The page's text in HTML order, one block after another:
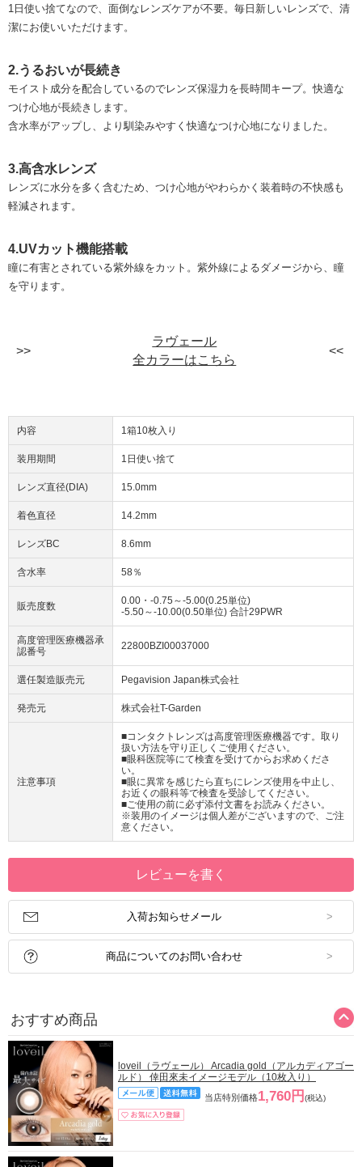
1日使い捨てなので、面倒なレンズケアが不要。毎日新しいレンズで、清
潔にお使いいただけます。
2.うるおいが長続き
モイスト成分を配合しているのでレンズ保湿力を長時間キープ。快適な
つけ心地が長続きします。
含水率がアップし、より馴染みやすく快適なつけ心地になりました。
3.高含水レンズ
レンズに水分を多く含むため、つけ心地がやわらかく装着時の不快感も
軽減されます。
4.UVカット機能搭載
瞳に有害とされている紫外線をカット。紫外線によるダメージから、瞳
を守ります。
ラヴェール
全カラーはこちら
内容 1箱10枚入り
装用期間 1日使い捨て
レンズ直径(DIA) 15.0mm
着色直径 14.2mm
レンズBC 8.6mm
含水率 58％
販売度数
0.00・-0.75～-5.00(0.25単位)
-5.50～-10.00(0.50単位) 合計29PWR
高度管理医療機器承
認番号
22800BZI00037000
選任製造販売元 Pegavision Japan株式会社
発売元 株式会社T-Garden
注意事項
■コンタクトレンズは高度管理医療機器です。取り
扱い方法を守り正しくご使用ください。
■眼科医院等にて検査を受けてからお求めくださ
い。
■眼に異常を感じたら直ちにレンズ使用を中止し、
お近くの眼科等で検査を受診してください。
■ご使用の前に必ず添付文書をお読みください。
※装用のイメージは個人差がございますので、ご注
意ください。
レビューを書く
入荷お知らせメール
商品についてのお問い合わせ
おすすめ商品
loveil（ラヴェール） Arcadia gold（アルカディアゴー
ルド） 倖田來未イメージモデル（10枚入り）
当店特別価格1,760円 (税込)